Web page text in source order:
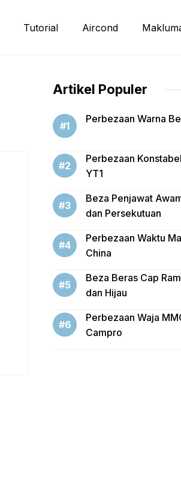
Tutorial Aircond
Artikel Populer
Perbezaan Warna
Perbezaan
YT1
Beza Penjawat
dan Persekutuan
Perbezaan Waktu
China
Beza Beras Cap
dan Hijau
Perbezaan Waja
Campro